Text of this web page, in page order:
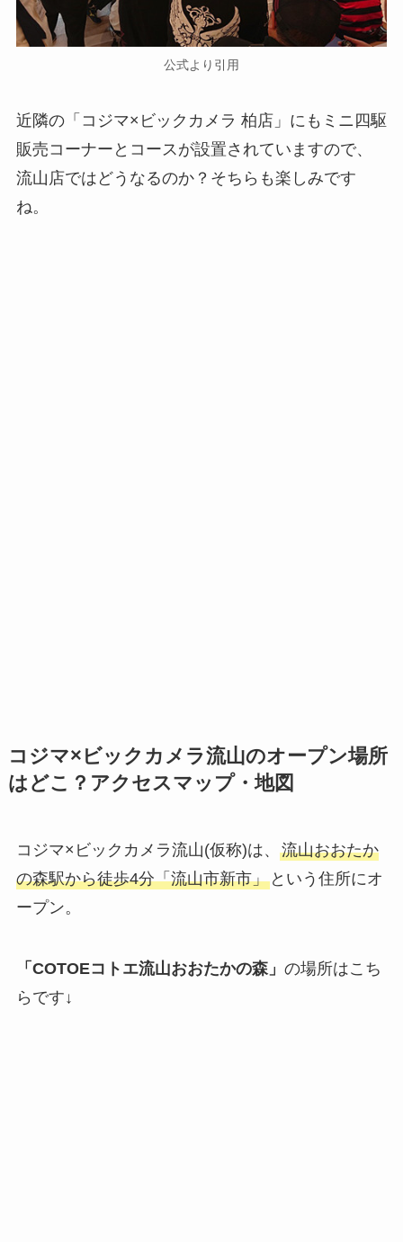
公式より引用
近隣の「コジマ×ビックカメラ 柏店」にもミニ四駆
販売コーナーとコースが設置されていますので、
流山店ではどうなるのか？そちらも楽しみです
ね。
コジマ×ビックカメラ流山のオープン場所
はどこ？アクセスマップ・地図
コジマ×ビックカメラ流山(仮称)は、 流山おおたか
の森駅から徒歩4分「流山市新市」という住所にオ
ープン。
「COTOEコトエ流山おおたかの森」 の場所はこち
らです↓